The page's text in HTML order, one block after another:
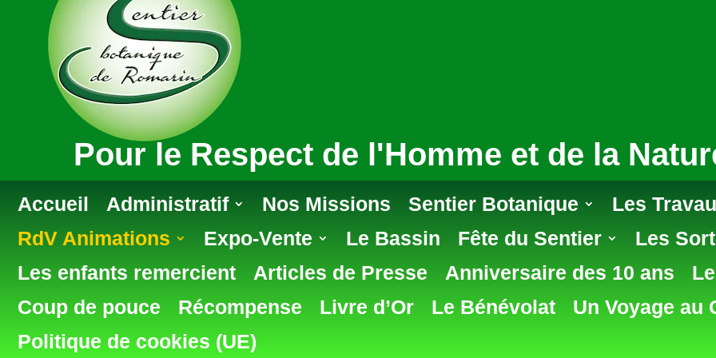
Pour le Respect de l'Homme et de la
Accueil Administratif Nos Missions Sentier Botanique
Les
RdV Animations
Expo-Vente Le Bassin Fête du Sentier
Les
Les enfants remercient
Articles de Presse Anniversaire des 10 ans
Coup de pouce
Récompense Livre d’Or Le Bénévolat
Un Voyage au
Politique de cookies (UE)